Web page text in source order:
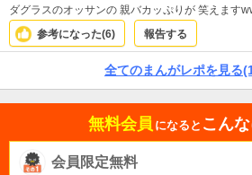
ダグラスのオッサンの 親バカッぷりが 笑えます
参考になった(6) 報告する
全てのまんがレポを見る
無料会員 になると こん
会員限定無料